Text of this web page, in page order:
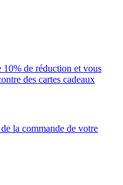
de réduction et vous
des cartes cadeaux
la commande de votre